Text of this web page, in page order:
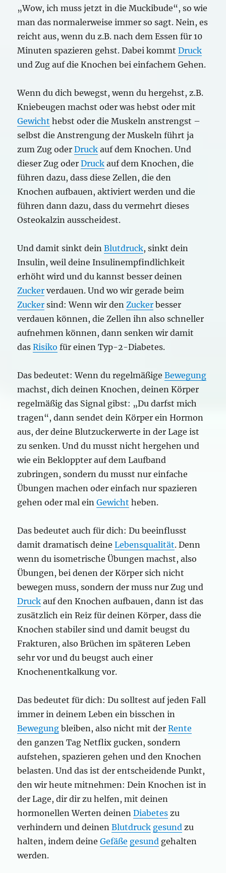
„Wow, ich muss jetzt in die Muckibude“, so wie
man das normalerweise immer so sagt. Nein, es
reicht aus, wenn du z.B. nach dem Essen für 10
Minuten spazieren gehst. Dabei kommtDruck
und Zug auf die Knochen bei einfachem Gehen.
Wenn du dich bewegst, wenn du hergehst, z.B.
Kniebeugen machst oder was hebst oder mit
Gewicht hebst oder die Muskeln anstrengst –
selbst die Anstrengung der Muskeln führt ja
zum Zug oderDruck auf dem Knochen. Und
dieser Zug oderDruck auf dem Knochen, die
führen dazu, dass diese Zellen, die den
Knochen aufbauen, aktiviert werden und die
führen dann dazu, dass du vermehrt dieses
Osteokalzin ausscheidest.
Und damit sinkt deinBlutdruck, sinkt dein
Insulin, weil deine Insulinempfindlichkeit
erhöht wird und du kannst besser deinen
Zucker verdauen. Und wo wir gerade beim
Zucker sind: Wenn wir denZucker besser
verdauen können, die Zellen ihn also schneller
aufnehmen können, dann senken wir damit
dasRisiko für einen Typ-2-Diabetes.
Das bedeutet: Wenn du regelmäßigeBewegung
machst, dich deinen Knochen, deinen Körper
regelmäßig das Signal gibst: „Du darfst mich
tragen“, dann sendet dein Körper ein Hormon
aus, der deine Blutzuckerwerte in der Lage ist
zu senken. Und du musst nicht hergehen und
wie ein Bekloppter auf dem Laufband
zubringen, sondern du musst nur einfache
Übungen machen oder einfach nur spazieren
gehen oder mal einGewicht heben.
Das bedeutet auch für dich: Du beeinflusst
damit dramatisch deineLebensqualität. Denn
wenn du isometrische Übungen machst, also
Übungen, bei denen der Körper sich nicht
bewegen muss, sondern der muss nur Zug und
Druck auf den Knochen aufbauen, dann ist das
zusätzlich ein Reiz für deinen Körper, dass die
Knochen stabiler sind und damit beugst du
Frakturen, also Brüchen im späteren Leben
sehr vor und du beugst auch einer
Knochenentkalkung vor.
Das bedeutet für dich: Du solltest auf jeden Fall
immer in deinem Leben ein bisschen in
Bewegung bleiben, also nicht mit derRente
den ganzen Tag Netflix gucken, sondern
aufstehen, spazieren gehen und den Knochen
belasten. Und das ist der entscheidende Punkt,
den wir heute mitnehmen: Dein Knochen ist in
der Lage, dir dir zu helfen, mit deinen
hormonellen Werten deinenDiabetes zu
verhindern und deinenBlutdruck gesund zu
halten, indem deineGefäße gesund gehalten
werden.